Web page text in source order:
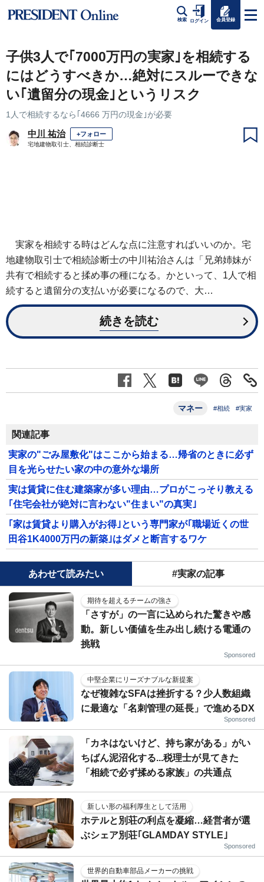
検索 ログイン 会員登録
子供3人で｢7000万円の実家｣を相続する
にはどうすべきか…絶対にスルーできな
い｢遺留分の現金｣というリスク
1人で相続するなら｢4666 万円の現金｣が必要
中川 祐治 +フォロー
宅地建物取引士、相続診断士
実家を相続する時はどんな点に注意すればいいのか。宅
地建物取引士で相続診断士の中川祐治さんは「兄弟姉妹が
共有で相続すると揉め事の種になる。かといって、1人で相
続すると遺留分の支払いが必要になるので、大…
続きを読む
マネー #相続 #実家
関連記事
実家の"ごみ屋敷化"はここから始まる…帰省のときに必ず
目を光らせたい家の中の意外な場所
実は賃貸に住む建築家が多い理由…プロがこっそり教える
｢住宅会社が絶対に言わない"住まい"の真実｣
｢家は賃貸より購入がお得｣という専門家が｢職場近くの世
田谷1K4000万円の新築｣はダメと断言するワケ
あわせて読みたい #実家の記事
期待を超えるチームの強さ
「さすが」の一言に込められた驚きや感
動。新しい価値を生み出し続ける電通の
挑戦
Sponsored
中堅企業にリーズナブルな新提案
なぜ複雑なSFAは挫折する？少人数組織
に最適な「名刺管理の延長」で進めるDX
Sponsored
「カネはないけど、持ち家がある」がい
ちばん泥沼化する...税理士が見てきた
「相続で必ず揉める家族」の共通点
新しい形の福利厚生として活用
ホテルと別荘の利点を凝縮…経営者が選
ぶシェア別荘｢GLAMDAY STYLE｣
Sponsored
世界的自動車部品メーカーの挑戦